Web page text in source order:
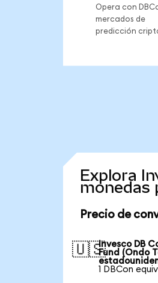
Opera con
mercados de
predicción
Explora
monedas
Precio de
🇺🇸Invesco DB
Fund (Ondo
1 DBCon